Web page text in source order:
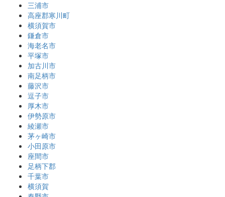
三浦市
高座郡寒川町
横須賀市
鎌倉市
海老名市
平塚市
加古川市
南足柄市
藤沢市
逗子市
厚木市
伊勢原市
綾瀬市
茅ヶ崎市
小田原市
座間市
足柄下郡
千葉市
横須賀